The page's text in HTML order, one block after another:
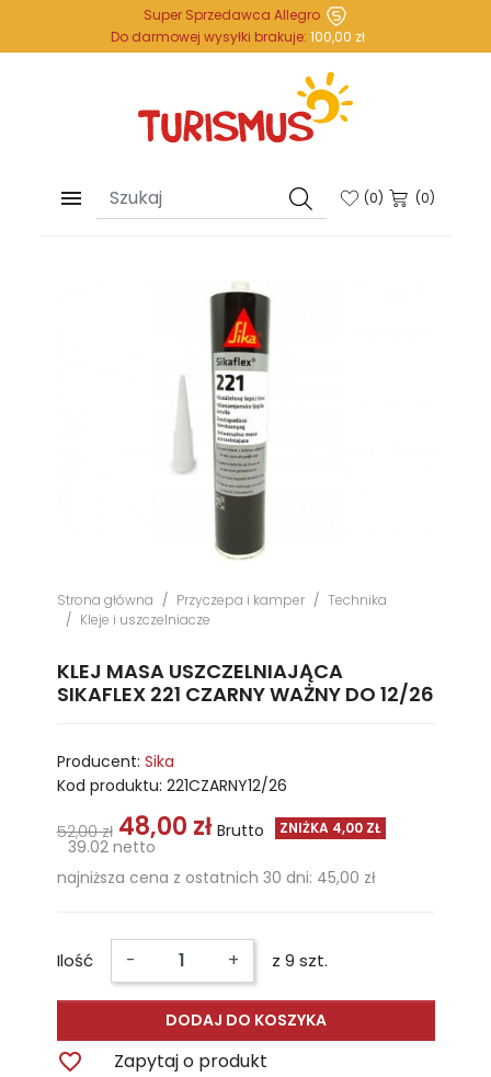
Do darmowej wysyłki brakuje: 100,00 zł
Super Sprzedawca Allegro
 (0) (0)
Strona główna Przyczepa i kamper
Technika
Kleje i uszczelniacze
KLEJ MASA USZCZELNIAJĄCA
SIKAFLEX 221 CZARNY WAŻNY DO 12/26
Producent: Sika
Kod produktu: 221CZARNY12/26
52,00 zł 48,00 zł Brutto ZNIŻKA 4,00 ZŁ
39.02 netto
najniższa cena z ostatnich 30 dni: 45,00 zł
Ilość - + z 9 szt.
DODAJ DO KOSZYKA
 Zapytaj o produkt